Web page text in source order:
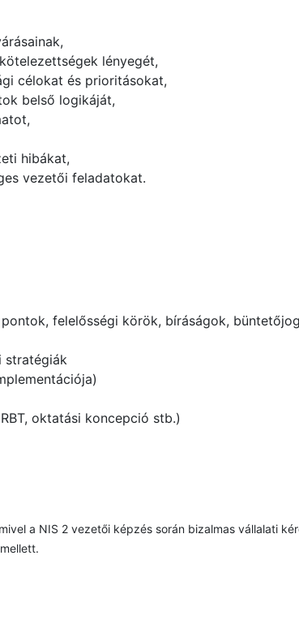
lényegét,
célokat és prioritásokat,
belső logikáját,
hibákat,
vezetői feladatokat.
felelősségi körök, bíráságok,
stratégiák
oktatási koncepció stb.)
a NIS 2 vezetői képzés során bizalmas vállalati